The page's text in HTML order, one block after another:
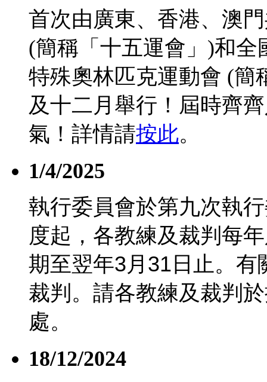
首次由廣東、香港、澳
(簡稱「十五運會」)和
特殊奧林匹克運動會 (簡
及十二月舉行！屆時齊
氣！詳情請按此。
1/4/2025
執行委員會於第九次執
度起，各教練及裁判每
期至翌年3月 31 日止。
裁判。請各教練及裁判
處。
18/12/2024